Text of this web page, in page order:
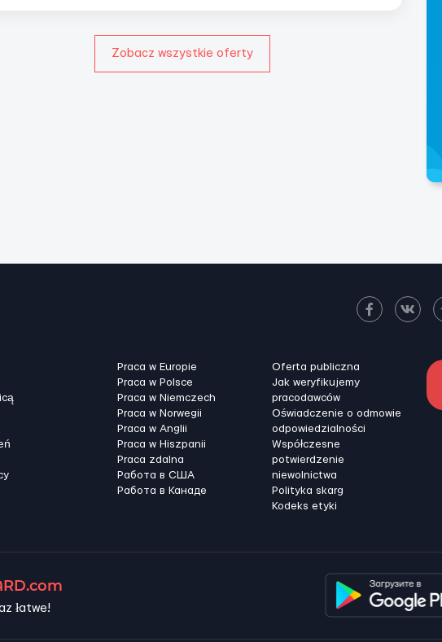
Zobacz wszystkie oferty
Praca w Europie
Praca w Polsce
Praca w Niemczech
Praca w Norwegii
Praca w Anglii
Praca w Hiszpanii
Praca zdalna
Работа в США
Работа в Канадe
Oferta publiczna
Jak weryfikujemy
pracodawców
Oświadczenie o odmowie
odpowiedzialności
Współczesne
potwierdzenie
niewolnictwa
Polityka skarg
Kodeks etyki
łatwe!